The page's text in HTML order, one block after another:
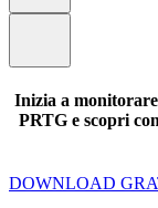
Inizia a
PRTG e scopri
DOWNLOAD